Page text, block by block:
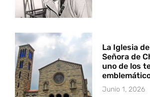
La Iglesia
Señora de
uno de los
Junio 1, 2026